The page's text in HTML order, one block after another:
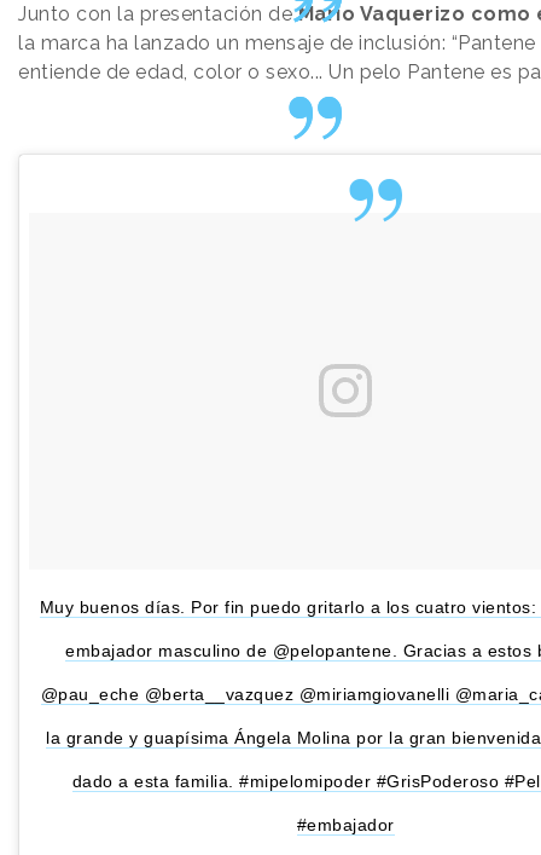
Junto con la presentación deMario Vaquerizo como
la marca ha lanzado un mensaje de inclusión:
entiende de edad, color o sexo... Un pelo Pantene es
Muy buenos días. Por fin puedo gritarlo a los cuatro
embajador masculino de @pelopantene. Gracias a estos
@pau_eche @berta__vazquez @miriamgiovanelli
la grande y guapísima Ángela Molina por la gran
dado a esta familia. #mipelomipoder #GrisPoderoso
#embajador